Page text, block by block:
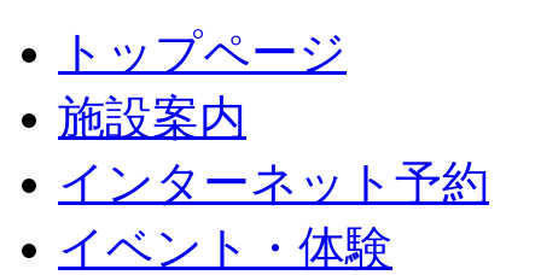
トップページ
施設案内
インターネット予約
イベント・体験